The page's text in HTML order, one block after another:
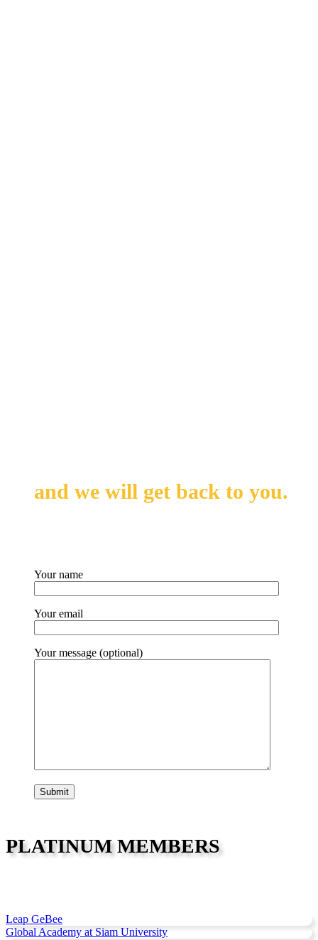
and we will get back to you.
Your name
Your email
Your message (optional)
PLATINUM MEMBERS
Leap GeBee
Global Academy at Siam University